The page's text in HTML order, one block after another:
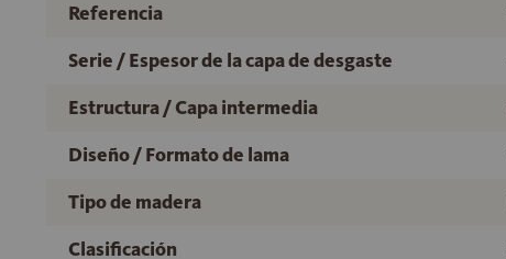
Referencia
Serie / Espesor de la capa de desgaste
Estructura / Capa intermedia
Diseño / Formato de lama
Tipo de madera
Clasificación